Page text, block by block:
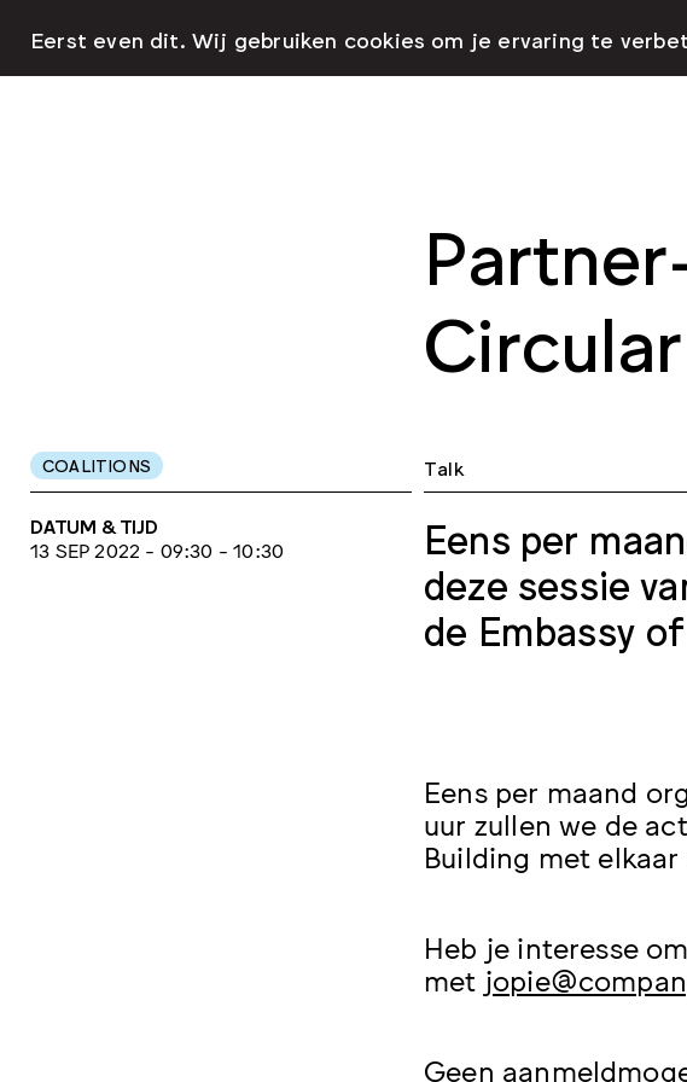
COALITIONS
DATUM & TIJD
13 SEP 2022 - 09:30 - 10:30
Talk
Eens per
deze sessie
de Embassy
Eens per maand
uur zullen we de
Building met elkaar
Heb je interesse
met
Geen
Eerst even dit. Wij gebruiken cookies om je ervaring te